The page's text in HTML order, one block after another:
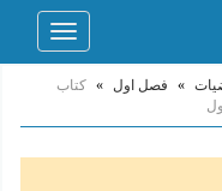
Toggle
» فصل اول » كتاب